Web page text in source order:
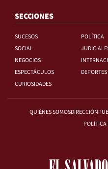
SECCIONES
SUCESOS
POLÍTICA
SOCIAL
NEGOCIOS
ESPECTÁCULOS
DEPORTES
CURIOSIDADES
QUIÉNES SOMOSDIRECCIÓN
POLÍTICA